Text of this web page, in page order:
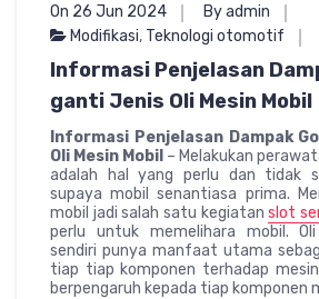
On 26 Jun 2024
By admin
Modifikasi, Teknologi otomotif
Informasi Penjelasan
ganti Jenis Oli Mesin Mobil
Informasi Penjelasan Dampak
Oli Mesin Mobil – Melakukan
adalah hal yang perlu dan tidak
supaya mobil senantiasa prima.
mobil jadi salah satu kegiatanslot
perlu untuk memelihara mobil.
sendiri punya manfaat utama
tiap tiap komponen terhadap
berpengaruh kepada tiap komponen